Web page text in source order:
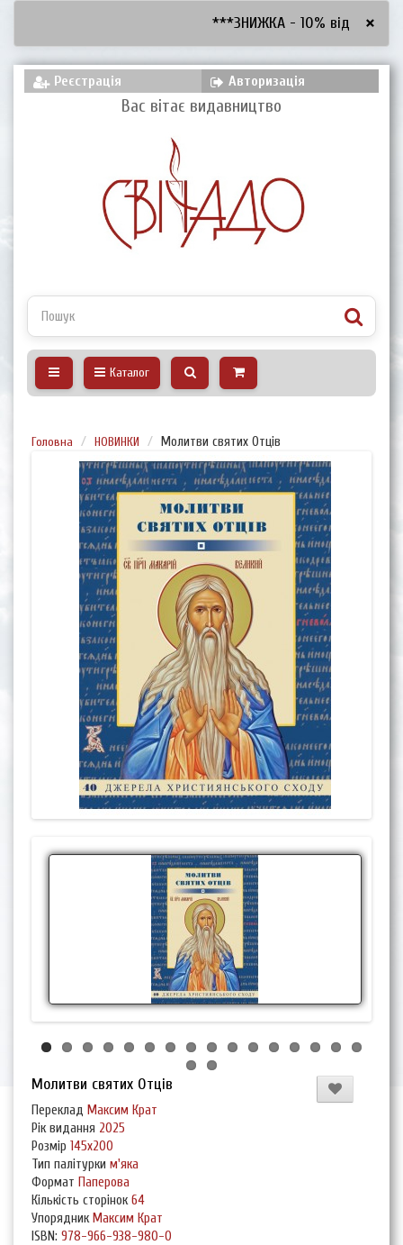
***ЗНИЖКА - 10% від 2600
×
Реєстрація Авторизація
Вас вітає видавництво
Каталог
Головна НОВИНКИ Молитви святих Отців
Молитви святих Отців
Переклад Максим Крат
Рік видання 2025
Розмір 145х200
Тип палітурки м'яка
Формат Паперова
Кількість сторінок 64
Упорядник Максим Крат
ISBN: 978-966-938-980-0